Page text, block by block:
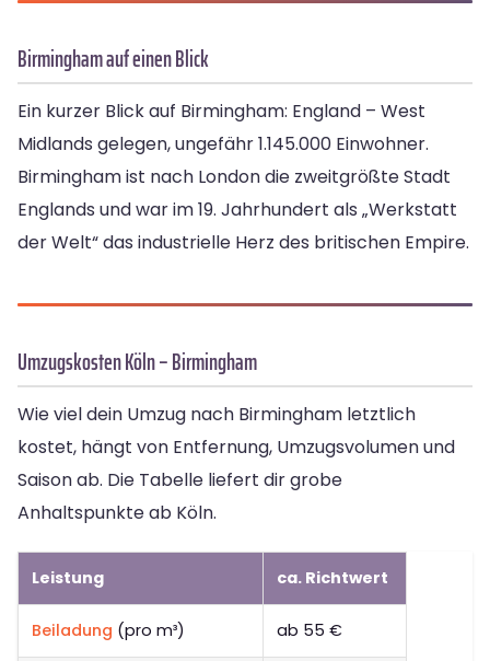
Birmingham auf einen Blick
Ein kurzer Blick auf Birmingham: England – West
Midlands gelegen, ungefähr 1.145.000 Einwohner.
Birmingham ist nach London die zweitgrößte Stadt
Englands und war im 19. Jahrhundert als „Werkstatt
der Welt“ das industrielle Herz des britischen Empire.
Umzugskosten Köln – Birmingham
Wie viel dein Umzug nach Birmingham letztlich
kostet, hängt von Entfernung, Umzugsvolumen und
Saison ab. Die Tabelle liefert dir grobe
Anhaltspunkte ab Köln.
Leistung ca. Richtwert
Beiladung (pro m³) ab 55 €